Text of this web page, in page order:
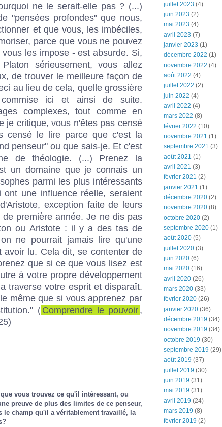
ne le serait-elle pas ? (...)
"pensées profondes" que nous,
et que vous, les imbéciles,
parce que vous ne pouvez
les impose - est absurde. Si,
sérieusement, vous allez
de trouver le meilleure façon de
au lieu de cela, quelle grossière
ici et ainsi de suite.
complexes, tout comme en
je critique, vous n'êtes pas censé
censé le lire parce que c'est la
penseur" ou que sais-je. Et c'est
de théologie. (...) Prenez la
un domaine que je connais un
parmi les plus intéressants
une influence réelle, seraient
exception faite de leurs
première année. Je ne dis pas
ou Aristote : il y a des tas de
ne pourrait jamais lire qu'une
avoir lu. Cela dit, se contenter de
que si ce que vous lisez est
à votre propre développement
traverse votre esprit et disparaît.
même que si vous apprenez par
( Comprendre le pouvoir ,
vous trouvez ce qu'il intéressant, ou
preuve de plus des limites de ce penseur,
champ qu'il a véritablement travaillé, la
juillet 2023 (4)
juin 2023 (2)
mai 2023 (4)
avril 2023 (7)
janvier 2023 (1)
décembre 2022 (1)
novembre 2022 (4)
août 2022 (4)
juillet 2022 (2)
juin 2022 (4)
avril 2022 (4)
mars 2022 (8)
février 2022 (10)
novembre 2021 (1)
septembre 2021 (3)
août 2021 (1)
avril 2021 (3)
février 2021 (2)
janvier 2021 (1)
décembre 2020 (2)
novembre 2020 (8)
octobre 2020 (2)
septembre 2020 (1)
août 2020 (5)
juillet 2020 (3)
juin 2020 (6)
mai 2020 (16)
avril 2020 (26)
mars 2020 (33)
février 2020 (26)
janvier 2020 (36)
décembre 2019 (34)
novembre 2019 (34)
octobre 2019 (30)
septembre 2019 (29)
août 2019 (37)
juillet 2019 (30)
juin 2019 (31)
mai 2019 (31)
avril 2019 (24)
mars 2019 (8)
février 2019 (2)